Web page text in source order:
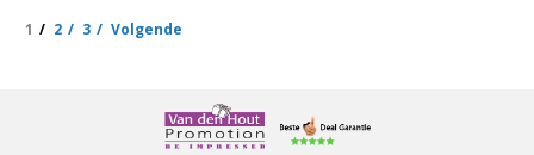
1 2 3 Volgende